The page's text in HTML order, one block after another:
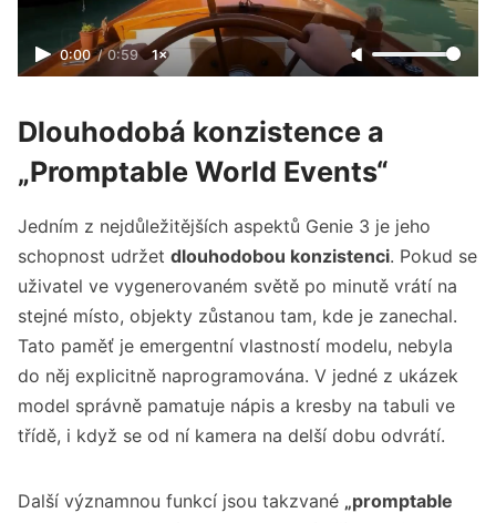
0:00 / 0:59 1×
Dlouhodobá konzistence a
„Promptable World Events“
Jedním z nejdůležitějších aspektů Genie 3 je jeho
schopnost udržet dlouhodobou konzistenci. Pokud se
uživatel ve vygenerovaném světě po minutě vrátí na
stejné místo, objekty zůstanou tam, kde je zanechal.
Tato paměť je emergentní vlastností modelu, nebyla
do něj explicitně naprogramována. V jedné z ukázek
model správně pamatuje nápis a kresby na tabuli ve
třídě, i když se od ní kamera na delší dobu odvrátí.
Další významnou funkcí jsou takzvané „promptable